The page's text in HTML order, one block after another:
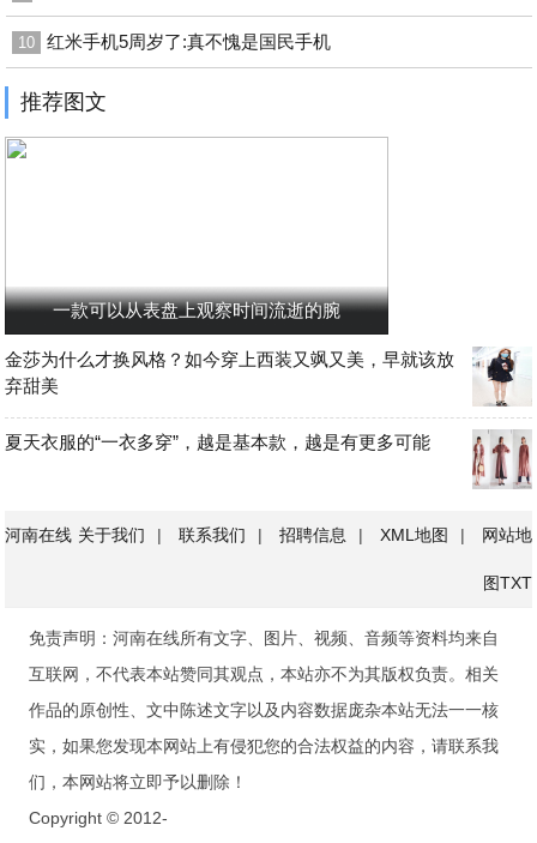
10 红米手机5周岁了:真不愧是国民手机
推荐图文
一款可以从表盘上观察时间流逝的腕
金莎为什么才换风格？如今穿上西装又飒又美，早就该放
弃甜美
夏天衣服的“一衣多穿”，越是基本款，越是有更多可能
河南在线 关于我们 | 联系我们 | 招聘信息 | XML地图 | 网站地
图TXT
免责声明：河南在线所有文字、图片、视频、音频等资料均来自
互联网，不代表本站赞同其观点，本站亦不为其版权负责。相关
作品的原创性、文中陈述文字以及内容数据庞杂本站无法一一核
实，如果您发现本网站上有侵犯您的合法权益的内容，请联系我
们，本网站将立即予以删除！
Copyright © 2012-